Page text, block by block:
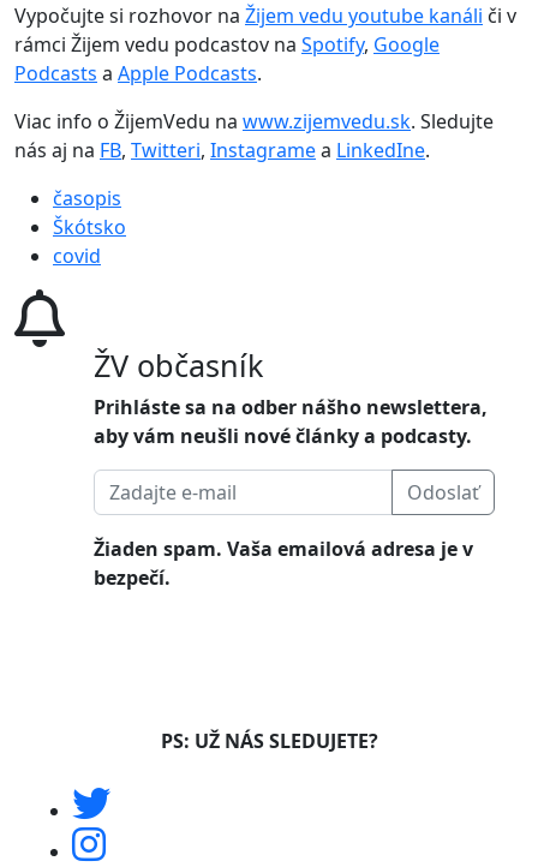
Vypočujte si rozhovor na Žijem vedu youtube kanáli či v
rámci Žijem vedu podcastov na Spotify, Google
Podcasts a Apple Podcasts.
Viac info o ŽijemVedu na www.zijemvedu.sk. Sledujte
nás aj na FB, Twitteri, Instagramea LinkedIne.
časopis
Škótsko
covid
ŽV občasník
Prihláste sa na odber nášho newslettera,
aby vám neušli nové články a podcasty.
Odoslať
Žiaden spam. Vaša emailová adresa je v
bezpečí.
PS: UŽ NÁS SLEDUJETE?